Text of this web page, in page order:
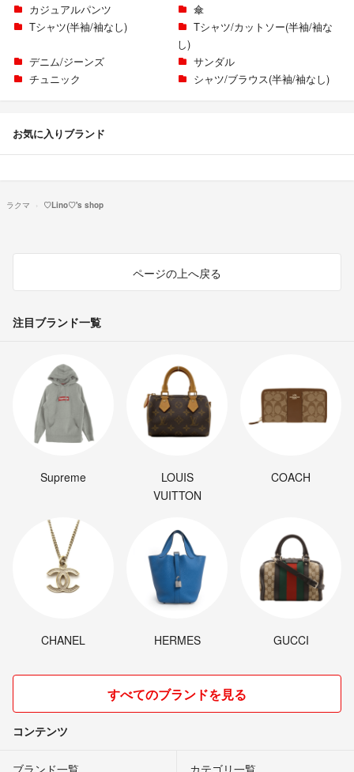
カジュアルパンツ
傘
Tシャツ(半袖/袖なし)
Tシャツ/カットソー(半袖/袖な
し)
デニム/ジーンズ
サンダル
チュニック
シャツ/ブラウス(半袖/袖なし)
お気に入りブランド
ラクマ ♡Lino♡'s shop
ページの上へ戻る
注目ブランド一覧
Supreme
LOUIS
VUITTON
COACH
CHANEL HERMES GUCCI
すべてのブランドを見る
コンテンツ
ブランド一覧 カテゴリ一覧